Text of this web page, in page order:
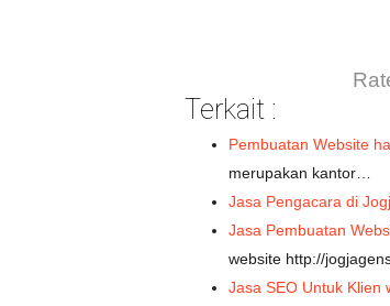
Terkait :
Pembuatan Website
merupakan kantor…
Jasa Pengacara di
Jasa Pembuatan
website http://
Jasa SEO Untuk Klien